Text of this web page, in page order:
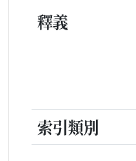
釋義
索引類別